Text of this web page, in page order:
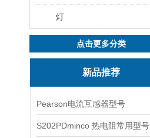
灯
点击更多分类
新品推荐
Pearson电流互感器型号
S202PDminco 热电阻常用型号